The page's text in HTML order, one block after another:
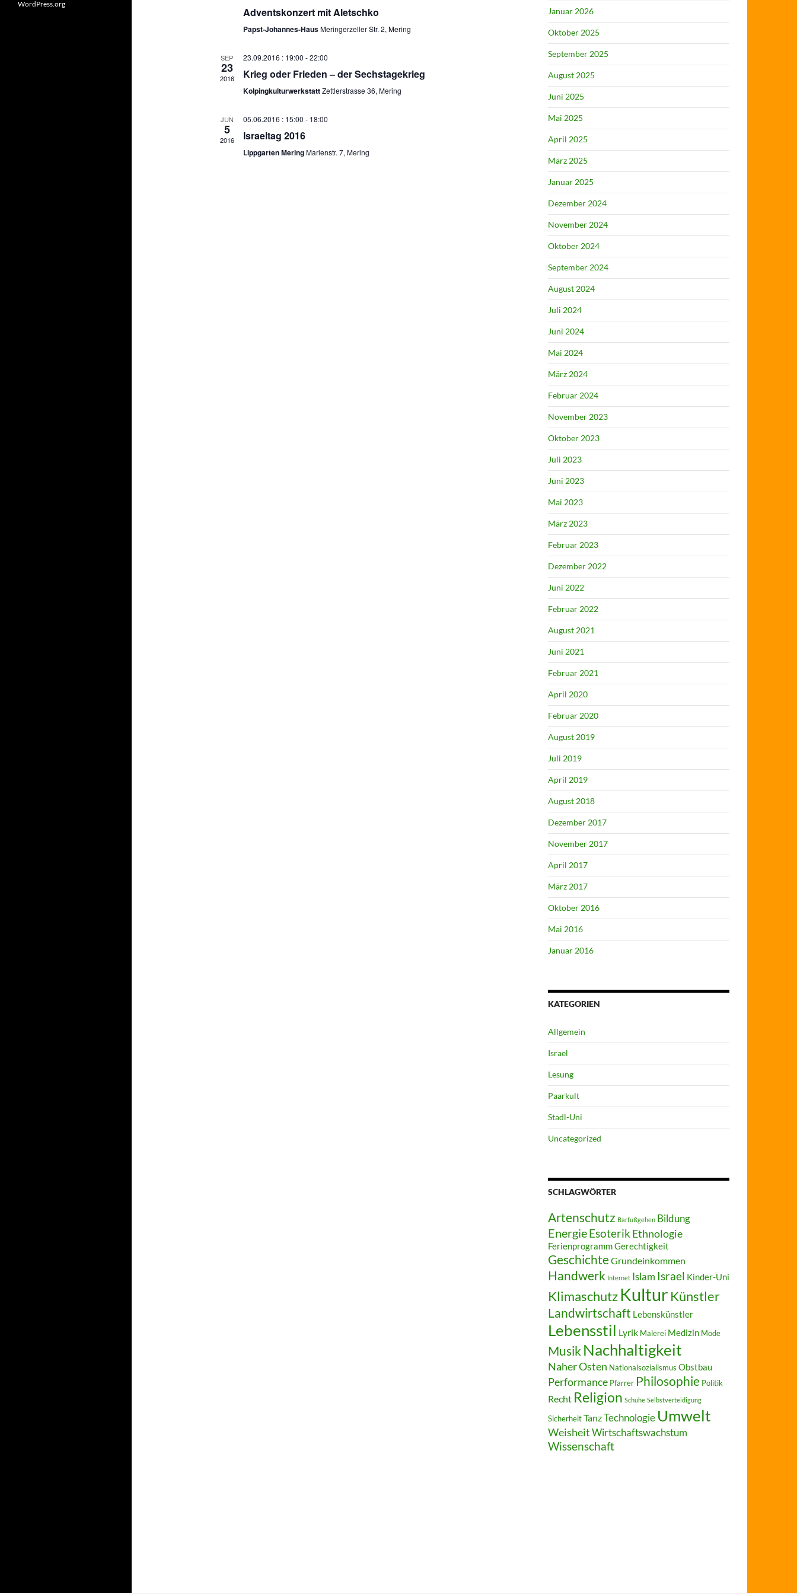
Adventskonzert mit Aletschko
Papst-Johannes-HausMeringerzeller Str. 2, Mering
SEP
23
2016
23.09.2016 : 19:00 -22:00
Krieg oder Frieden – der Sechstagekrieg
KolpingkulturwerkstattZettlerstrasse 36, Mering
JUN
5
2016
05.06.2016 : 15:00 - 18:00
Israeltag 2016
Lippgarten MeringMarienstr. 7, Mering
Januar 2026
Oktober 2025
September 2025
August 2025
Juni 2025
Mai 2025
April 2025
März 2025
Januar 2025
Dezember 2024
November 2024
Oktober 2024
September 2024
August 2024
Juli 2024
Juni 2024
Mai 2024
März 2024
Februar 2024
November 2023
Oktober 2023
Juli 2023
Juni 2023
Mai 2023
März 2023
Februar 2023
Dezember 2022
Juni 2022
Februar 2022
August 2021
Juni 2021
Februar 2021
April 2020
Februar 2020
August 2019
Juli 2019
April 2019
August 2018
Dezember 2017
November 2017
April 2017
März 2017
Oktober 2016
Mai 2016
Januar 2016
KATEGORIEN
Allgemein
Israel
Lesung
Paarkult
Stadl-Uni
Uncategorized
SCHLAGWÖRTER
Artenschutz Barfußgehen Bildung
EnergieEsoterik Ethnologie
FerienprogrammGerechtigkeit
GeschichteGrundeinkommen
Handwerk Internet Islam Israel Kinder-Uni
KlimaschutzKultur Künstler
Landwirtschaft Lebenskünstler
Lebensstil Lyrik Malerei Medizin Mode
MusikNachhaltigkeit
Naher Osten Nationalsozialismus Obstbau
Performance Pfarrer Philosophie Politik
Recht Religion Schuhe Selbstverteidigung
SicherheitTanzTechnologie Umwelt
WeisheitWirtschaftswachstum
Wissenschaft
WordPress.org